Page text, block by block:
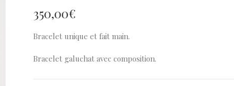
350,00€
Bracelet unique et fait main.
Bracelet galuchat avec composition.